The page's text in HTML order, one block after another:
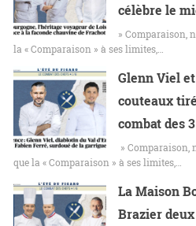
célèbre le
» Comparaison,
la « Comparaison » à ses limites,…
Glenn Viel
couteaux
combat des
» Comparaison,
que la « Comparaison » à ses limites,…
La Maison
Brazier